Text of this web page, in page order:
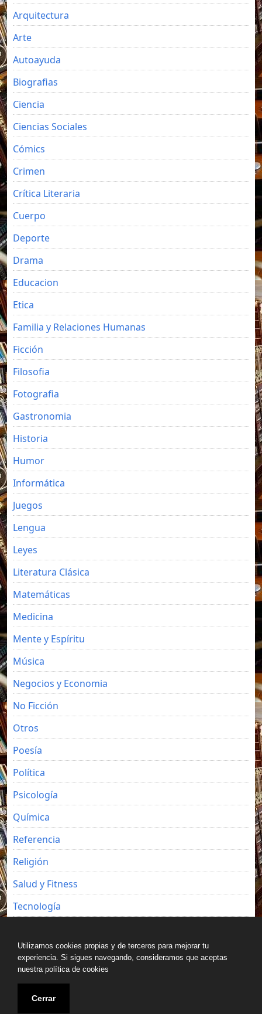
Arquitectura
Arte
Autoayuda
Biografias
Ciencia
Ciencias Sociales
Cómics
Crimen
Crítica Literaria
Cuerpo
Deporte
Drama
Educacion
Etica
Familia y Relaciones Humanas
Ficción
Filosofia
Fotografia
Gastronomia
Historia
Humor
Informática
Juegos
Lengua
Leyes
Literatura Clásica
Matemáticas
Medicina
Mente y Espíritu
Música
Negocios y Economia
No Ficción
Otros
Poesía
Política
Psicología
Química
Referencia
Religión
Salud y Fitness
Tecnología
Utilizamos cookies propias y de terceros para mejorar tu
experiencia. Si sigues navegando, consideramos que aceptas
nuestra política de cookies
Cerrar